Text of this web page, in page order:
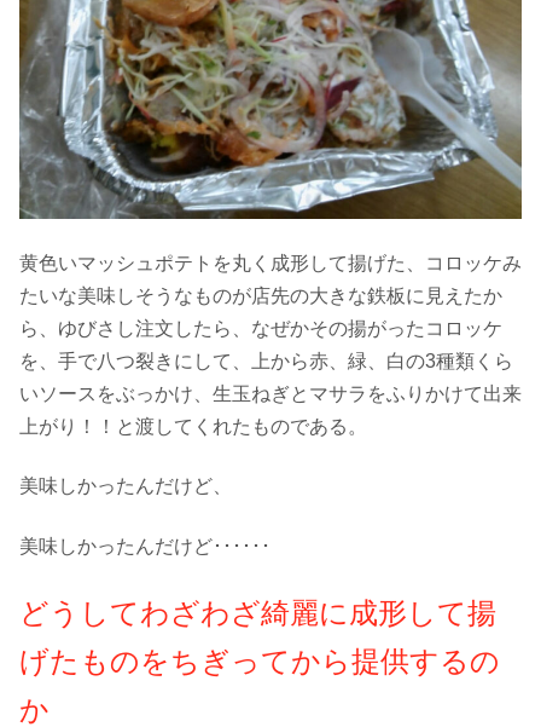
黄色いマッシュポテトを丸く成形して揚げた、コロッケみ
たいな美味しそうなものが店先の大きな鉄板に見えたか
ら、ゆびさし注文したら、なぜかその揚がったコロッケ
を、手で八つ裂きにして、上から赤、緑、白の3種類くら
いソースをぶっかけ、生玉ねぎとマサラをふりかけて出来
上がり！！と渡してくれたものである。
美味しかったんだけど、
美味しかったんだけど･･････
どうしてわざわざ綺麗に成形して揚
げたものをちぎってから提供するの
か